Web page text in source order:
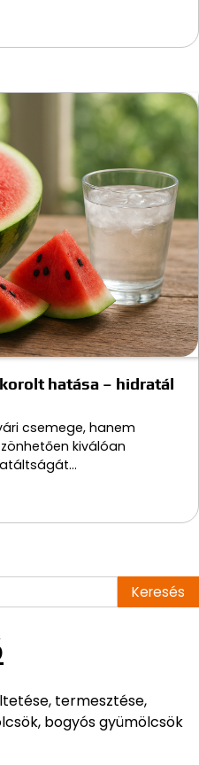
hatása – hidratál
csemege, hanem
kiválóan
termesztése,
bogyós gyümölcsök